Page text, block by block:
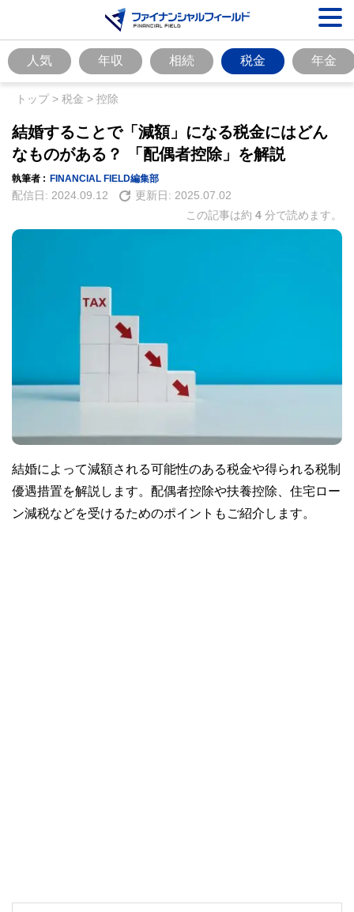
人気 年収 相続 税金 年金
トップ> 税金 > 控除
結婚することで「減額」になる税金にはどん
なものがある？ 「配偶者控除」を解説
執筆者 : FINANCIAL FIELD編集部
配信日: 2024.09.12 更新日: 2025.07.02
この記事は約 4 分で読めます。
結婚によって減額される可能性のある税金や得られる税制
優遇措置を解説します。配偶者控除や扶養控除、住宅ロー
ン減税などを受けるためのポイントもご紹介します。